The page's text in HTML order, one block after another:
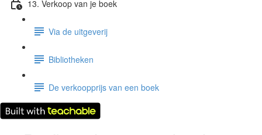
13. Verkoop van je boek
Via de uitgeverij
Bibliotheken
De verkoopprijs van een boek